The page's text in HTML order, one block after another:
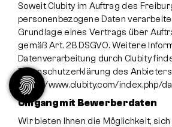
Soweit Clubity im Auftrag des
personenbezogene Daten
Grundlage eines Vertrags über
gemäß Art. 28 DSGVO. Weitere
Datenverarbeitung durch Clubity
Datenschutzerklärung des
https://www.clubity.com/index.php/
Umgang mit Bewerberdaten
Wir bieten Ihnen die Möglichkeit, sich